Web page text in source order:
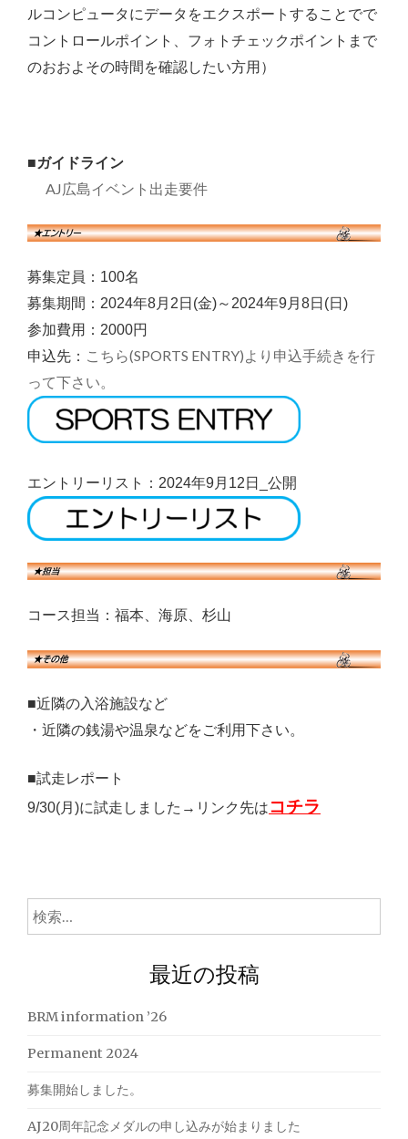
ルコンピュータにデータをエクスポートすることでで
コントロールポイント、フォトチェックポイントまで
のおおよその時間を確認したい方用）
■ガイドライン
AJ広島イベント出走要件
募集定員：100名
募集期間：2024年8月2日(金)～2024年9月8日(日)
参加費用：2000円
申込先： こちら(SPORTS ENTRY)より申込手続きを行
って下さい。
エントリーリスト：2024年9月12日_公開
コース担当：福本、海原、杉山
■近隣の入浴施設など
・近隣の銭湯や温泉などをご利用下さい。
■試走レポート
9/30(月)に試走しました→リンク先はコチラ
検
索:
最近の投稿
BRM information ’26
Permanent 2024
募集開始しました。
AJ20周年記念メダルの申し込みが始まりました